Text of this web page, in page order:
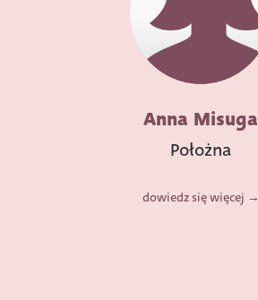
Anna Misuga
Położna
dowiedz się więcej